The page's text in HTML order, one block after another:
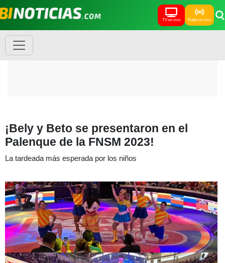
TV en vivo Radio en vivo
¡Bely y Beto se presentaron en el
Palenque de la FNSM 2023!
La tardeada más esperada por los niños